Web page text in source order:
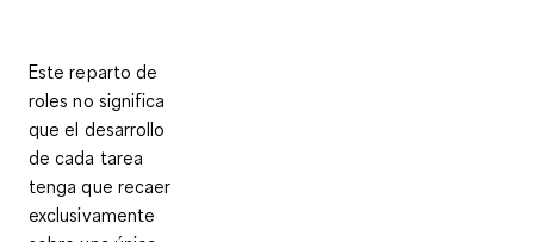
Este reparto de
roles no significa
que el desarrollo
de cada tarea
tenga que recaer
exclusivamente